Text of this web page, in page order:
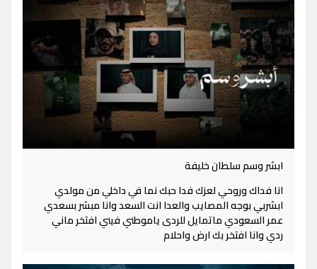
ابشر وسم سلطان خليفة
انا فداك وروحي لعزك فدا حبك نما في داخلي من مولدي
ابشربي بوجه المصايب والعدا انت السعد وانا مبشر بسعدي
عمر السعودي ماتمايل للردى ياموطني فيني افتخر ماني
ردي وانا افتخر بك ارض واحلام